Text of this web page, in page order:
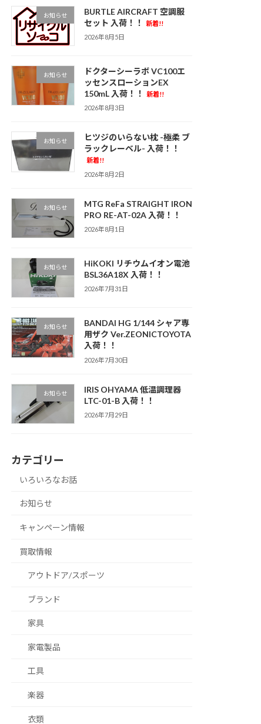
お知らせ
BURTLE AIRCRAFT 空調服
セット 入荷！！
新着!!
2026年8月5日
お知らせ
ドクターシーラボ VC100エ
ッセンスローションEX
150mL 入荷！！
新着!!
2026年8月3日
お知らせ
ヒツジのいらない枕 -極柔 ブ
ラックレーベル- 入荷！！
新着!!
2026年8月2日
お知らせ
MTG ReFa STRAIGHT IRON
PRO RE-AT-02A 入荷！！
2026年8月1日
お知らせ
HiKOKI リチウムイオン電池
BSL36A18X 入荷！！
2026年7月31日
お知らせ
BANDAI HG 1/144 シャア専
用ザク Ver.ZEONICTOYOTA
入荷！！
2026年7月30日
お知らせ
IRIS OHYAMA 低温調理器
LTC-01-B 入荷！！
2026年7月29日
カテゴリー
いろいろなお話
お知らせ
キャンペーン情報
買取情報
アウトドア/スポーツ
ブランド
家具
家電製品
工具
楽器
衣類